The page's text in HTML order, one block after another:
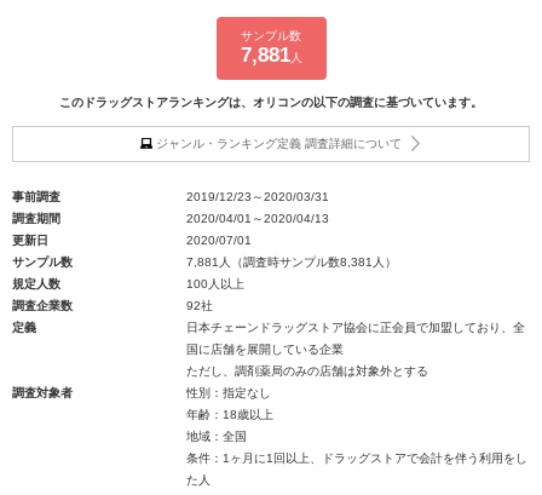
サンプル数
7,881人
このドラッグストアランキングは、オリコンの以下の調査に基づいています。
ジャンル・ランキング定義 調査詳細について
事前調査
2019/12/23～2020/03/31
調査期間
2020/04/01～2020/04/13
更新日
2020/07/01
サンプル数
7,881人（調査時サンプル数8,381人）
規定人数
100人以上
調査企業数
92社
定義
日本チェーンドラッグストア協会に正会員で加盟しており、全
国に店舗を展開している企業
ただし、調剤薬局のみの店舗は対象外とする
調査対象者
性別：指定なし
年齢：18歳以上
地域：全国
条件：1ヶ月に1回以上、ドラッグストアで会計を伴う利用をし
た人